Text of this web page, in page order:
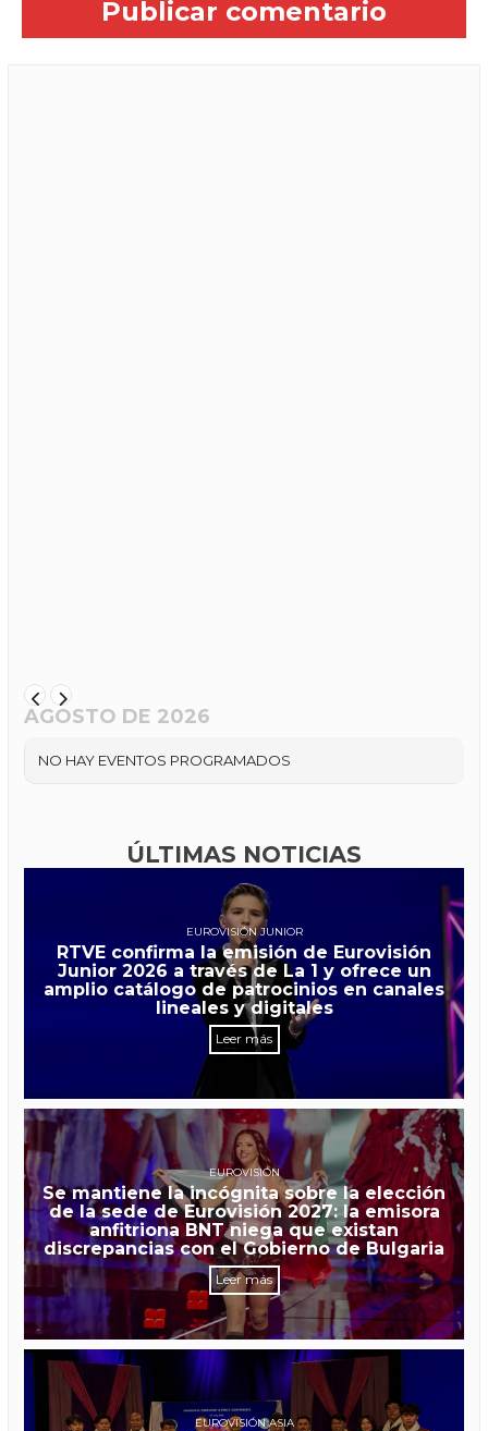
AGOSTO DE 2026
NO HAY EVENTOS PROGRAMADOS
ÚLTIMAS NOTICIAS
EUROVISIÓN JUNIOR
RTVE confirma la emisión de Eurovisión
Junior 2026 a través de La 1 y ofrece un
amplio catálogo de patrocinios en canales
lineales y digitales
Leer más
EUROVISIÓN
Se mantiene la incógnita sobre la elección
de la sede de Eurovisión 2027: la emisora
anfitriona BNT niega que existan
discrepancias con el Gobierno de Bulgaria
Leer más
EUROVISIÓN ASIA